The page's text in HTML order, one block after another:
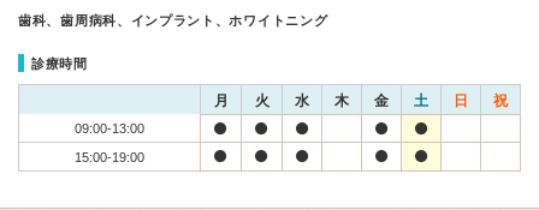
歯科、歯周病科、インプラント、ホワイトニング
診療時間
月 火 水 木 金 土 日 祝
09:00-13:00
15:00-19:00